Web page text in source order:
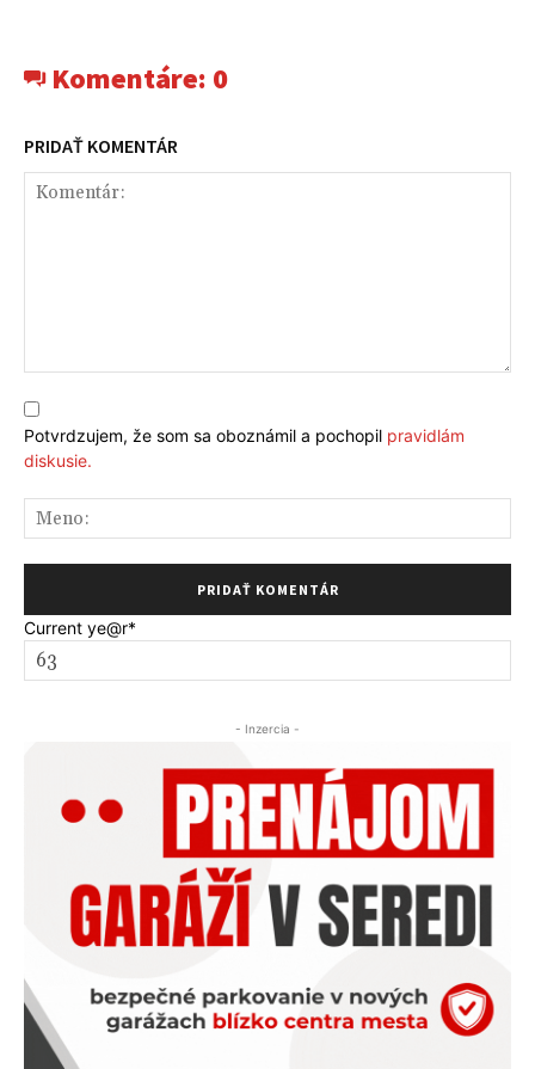
Komentáre: 0
PRIDAŤ KOMENTÁR
Potvrdzujem, že som sa oboznámil a pochopil pravidlám
diskusie.
Current ye@r*
- Inzercia -